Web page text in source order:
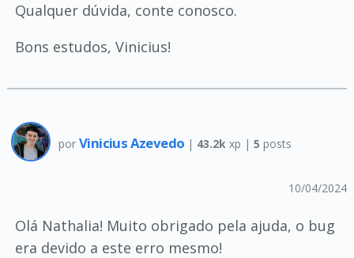
Qualquer dúvida, conte conosco.
Bons estudos, Vinicius!
por Vinicius Azevedo | 43.2kxp | 5 posts
10/04/2024
Olá Nathalia! Muito obrigado pela ajuda, o bug
era devido a este erro mesmo!